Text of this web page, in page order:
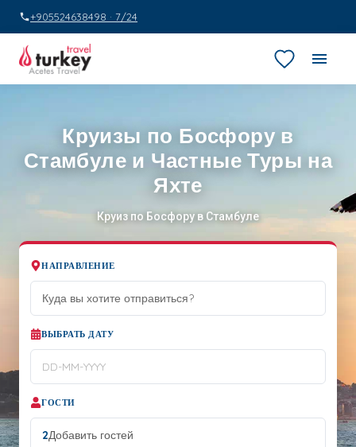
+905524638498 · 7/24
Круизы по Босфору в
Стамбуле и Частные Туры на
Яхте
Круиз по Босфору в Стамбуле
НАПРАВЛЕНИЕ
ВЫБРАТЬ ДАТУ
ГОСТИ
2Добавить гостей